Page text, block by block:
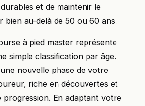
et de maintenir le
bien au-delà de 50 ou 60 ans.
à pied master représente
simple classification par âge.
nouvelle phase de votre
riche en découvertes et
progression. En adaptant votre